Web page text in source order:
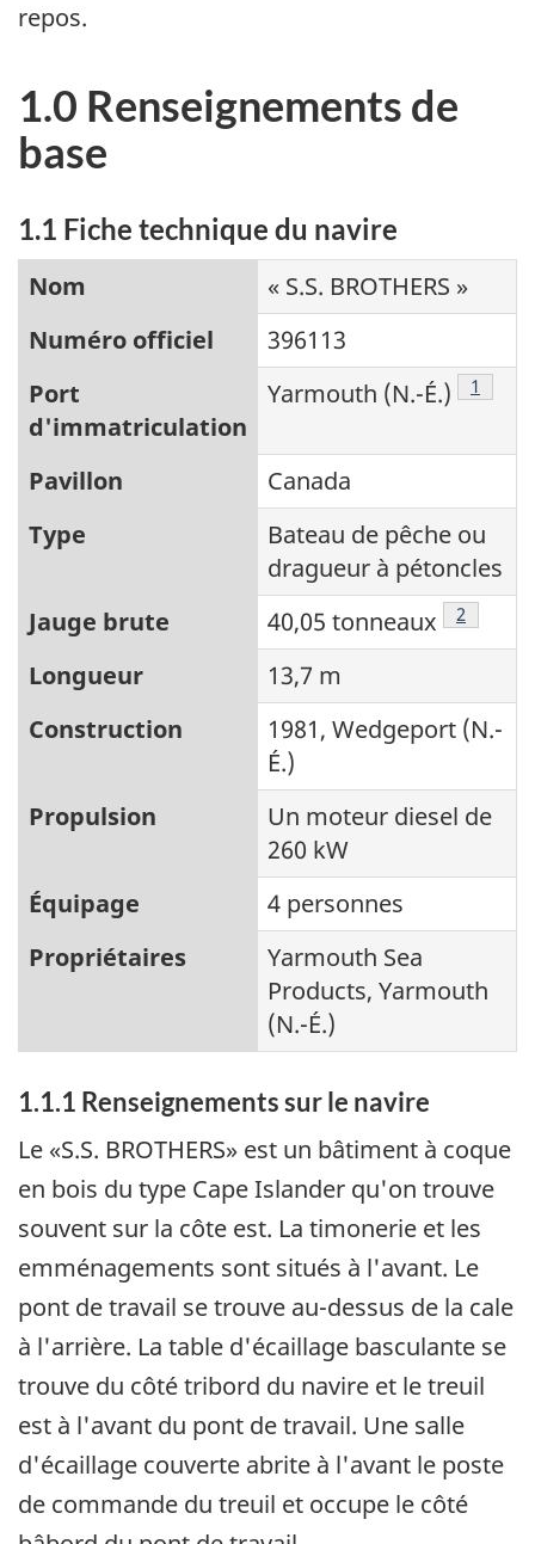
repos.
1.0 Renseignements de
base
1.1 Fiche technique du navire
Nom
« S.S. BROTHERS »
Numéro officiel
396113
Port
d'immatriculation
Yarmouth (N.-É.) Note
1
Pavillon
Canada
Type
Bateau de pêche ou
dragueur à pétoncles
Jauge brute
40,05 tonneaux Note de
2
Longueur
13,7 m
Construction
1981, Wedgeport (N.-
É.)
Propulsion
Un moteur diesel de
260 kW
Équipage
4 personnes
Propriétaires
Yarmouth Sea
Products, Yarmouth
(N.-É.)
1.1.1 Renseignements sur le navire
Le «S.S. BROTHERS» est un bâtiment à coque
en bois du type Cape Islander qu'on trouve
souvent sur la côte est. La timonerie et les
emménagements sont situés à l'avant. Le
pont de travail se trouve au-dessus de la cale
à l'arrière. La table d'écaillage basculante se
trouve du côté tribord du navire et le treuil
est à l'avant du pont de travail. Une salle
d'écaillage couverte abrite à l'avant le poste
de commande du treuil et occupe le côté